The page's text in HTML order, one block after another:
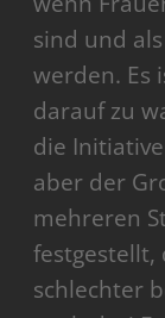
sind und
werden. Es
darauf zu
die
aber der
mehreren
festgestellt,
schlechter